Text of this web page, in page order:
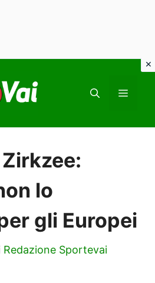
lo
gli Europei
Redazione Sportevai